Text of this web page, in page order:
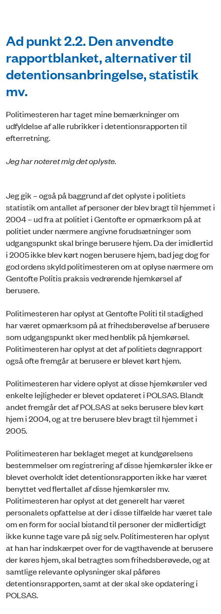
Ad punkt 2.2. Den anvendte
rapportblanket, alternativer til
detentionsanbringelse, statistik
mv.
Politimesteren har taget mine bemærkninger om
udfyldelse af alle rubrikker i detentionsrapporten til
efterretning.
Jeg har noteret mig det oplyste.
Jeg gik – også på baggrund af det oplyste i politiets
statistik om antallet af personer der blev bragt til hjemmet i
2004 – ud fra at politiet i Gentofte er opmærksom på at
politiet under nærmere angivne forudsætninger som
udgangspunkt skal bringe berusere hjem. Da der imidlertid
i 2005 ikke blev kørt nogen berusere hjem, bad jeg dog for
god ordens skyld politimesteren om at oplyse nærmere om
Gentofte Politis praksis vedrørende hjemkørsel af
berusere.
Politimesteren har oplyst at Gentofte Politi til stadighed
har været opmærksom på at frihedsberøvelse af berusere
som udgangspunkt sker med henblik på hjemkørsel.
Politimesteren har oplyst at det af politiets døgnrapport
også ofte fremgår at berusere er blevet kørt hjem.
Politimesteren har videre oplyst at disse hjemkørsler ved
enkelte lejligheder er blevet opdateret i POLSAS. Blandt
andet fremgår det af POLSAS at seks berusere blev kørt
hjem i 2004, og at tre berusere blev bragt til hjemmet i
2005.
Politimesteren har beklaget meget at kundgørelsens
bestemmelser om registrering af disse hjemkørsler ikke er
blevet overholdt idet detentionsrapporten ikke har været
benyttet ved flertallet af disse hjemkørsler mv.
Politimesteren har oplyst at det generelt har været
personalets opfattelse at der i disse tilfælde har været tale
om en form for social bistand til personer der midlertidigt
ikke kunne tage vare på sig selv. Politimesteren har oplyst
at han har indskærpet over for de vagthavende at berusere
der køres hjem, skal betragtes som frihedsberøvede, og at
samtlige relevante oplysninger skal påføres
detentionsrapporten, samt at der skal ske opdatering i
POLSAS.